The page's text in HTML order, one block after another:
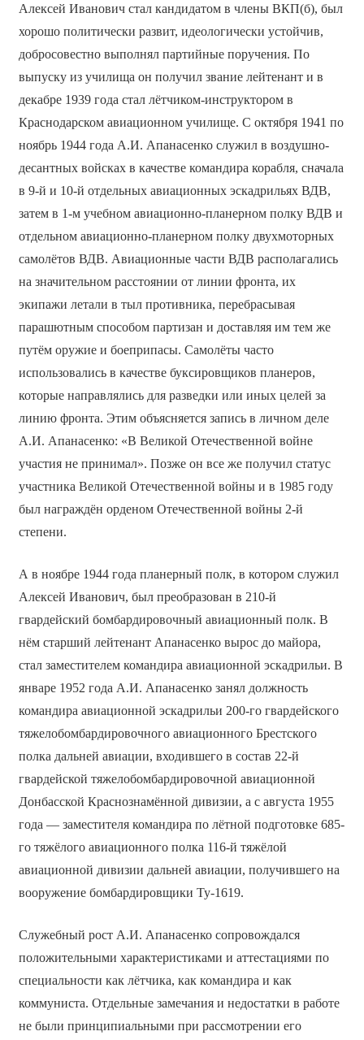
Алексей Иванович стал кандидатом в члены ВКП(б), был
хорошо политически развит, идеологически устойчив,
добросовестно выполнял партийные поручения. По
выпуску из училища он получил звание лейтенант и в
декабре 1939 года стал лётчиком-инструктором в
Краснодарском авиационном училище. С октября 1941 по
ноябрь 1944 года А.И. Апанасенко служил в воздушно-
десантных войсках в качестве командира корабля, сначала
в 9-й и 10-й отдельных авиационных эскадрильях ВДВ,
затем в 1-м учебном авиационно-планерном полку ВДВ и
отдельном авиационно-планерном полку двухмоторных
самолётов ВДВ. Авиационные части ВДВ располагались
на значительном расстоянии от линии фронта, их
экипажи летали в тыл противника, перебрасывая
парашютным способом партизан и доставляя им тем же
путём оружие и боеприпасы. Самолёты часто
использовались в качестве буксировщиков планеров,
которые направлялись для разведки или иных целей за
линию фронта. Этим объясняется запись в личном деле
А.И. Апанасенко: «В Великой Отечественной войне
участия не принимал». Позже он все же получил статус
участника Великой Отечественной войны и в 1985 году
был награждён орденом Отечественной войны 2-й
степени.
А в ноябре 1944 года планерный полк, в котором служил
Алексей Иванович, был преобразован в 210-й
гвардейский бомбардировочный авиационный полк. В
нём старший лейтенант Апанасенко вырос до майора,
стал заместителем командира авиационной эскадрильи. В
январе 1952 года А.И. Апанасенко занял должность
командира авиационной эскадрильи 200-го гвардейского
тяжелобомбардировочного авиационного Брестского
полка дальней авиации, входившего в состав 22-й
гвардейской тяжелобомбардировочной авиационной
Донбасской Краснознамённой дивизии, а с августа 1955
года — заместителя командира по лётной подготовке 685-
го тяжёлого авиационного полка 116-й тяжёлой
авиационной дивизии дальней авиации, получившего на
вооружение бомбардировщики Ту-1619.
Служебный рост А.И. Апанасенко сопровождался
положительными характеристиками и аттестациями по
специальности как лётчика, как командира и как
коммуниста. Отдельные замечания и недостатки в работе
не были принципиальными при рассмотрении его